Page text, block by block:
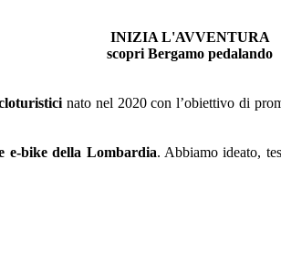
INIZIA L'AVVENTURA
scopri Bergamo pedalando
nato nel 2020 con l’obiettivo di
e-bike della Lombardia. Abbiamo ideato,